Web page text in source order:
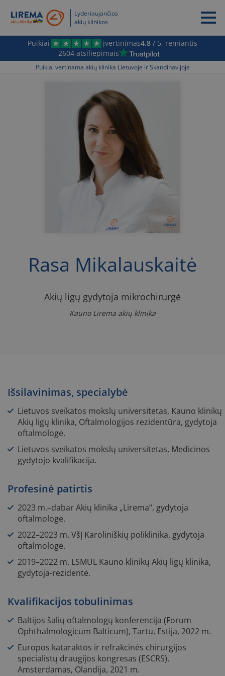
Lyderiaujančios
akių klinikos
Puikiai įvertinimas4.8 / 5, remiantis
2604 atsiliepimais
Puikiai vertinama akių klinika Lietuvoje ir Skandinavijoje
Rasa Mikalauskaitė
Akių ligų gydytoja mikrochirurgė
Kauno Lirema akių klinika
Išsilavinimas, specialybė
Lietuvos sveikatos mokslų universitetas, Kauno klinikų
Akių ligų klinika, Oftalmologijos rezidentūra, gydytoja
oftalmologė.
Lietuvos sveikatos mokslų universitetas, Medicinos
gydytojo kvalifikacija.
Profesinė patirtis
2023 m.–dabar Akių klinika „Lirema“, gydytoja
oftalmologė.
2022–2023 m. VšĮ Karoliniškių poliklinika, gydytoja
oftalmologė.
2019–2022 m. LSMUL Kauno klinikų Akių ligų klinika,
gydytoja-rezidentė.
Kvalifikacijos tobulinimas
Baltijos šalių oftalmologų konferencija (Forum
Ophthalmologicum Balticum), Tartu, Estija, 2022 m.
Europos kataraktos ir refrakcinės chirurgijos
specialistų draugijos kongresas (ESCRS),
Amsterdamas, Olandija, 2021 m.